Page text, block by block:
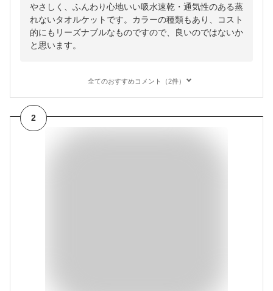
やさしく、ふんわり心地いい吸水速乾・通気性のある蒸
れないタオルケットです。カラーの種類もあり、コスト
的にもリーズナブルなものですので、良いのではないか
と思います。
全てのおすすめコメント（2件）
2